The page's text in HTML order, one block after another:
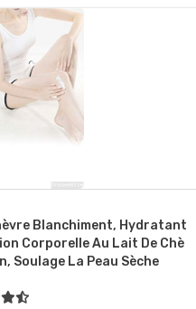
Blanchiment, Hydratant
Corporelle Au Lait De Chè
Soulage La Peau Sèche